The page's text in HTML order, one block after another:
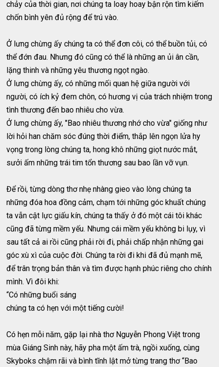
chảy của thời gian, nơi chúng ta loay hoay bận rộn tìm kiếm
chốn bình yên đủ rộng để trú vào.
Ở lưng chừng ấy chúng ta có thể đơn côi, có thể buồn tủi, có
thể đớn đau. Nhưng đó cũng có thể là những an ủi ân cần,
lặng thinh và những yêu thương ngọt ngào.
Ở lưng chừng ấy, có những mối quan hệ giữa người với
người, có ích kỷ đem chôn, có hương vị của trách nhiệm trong
tình thương đến bao nhiêu cho vừa.
Ở lưng chừng ấy, "Bao nhiêu thương nhớ cho vừa" giống như
lời hỏi han chăm sóc đúng thời điểm, thắp lên ngọn lửa hy
vọng trong lòng chúng ta, hong khô những giọt nước mắt,
sưởi ấm những trái tim tổn thương sau bao lần vỡ vụn.
Để rồi, từng dòng thơ nhẹ nhàng gieo vào lòng chúng ta
những đóa hoa đồng cảm, chạm tới những góc khuất chúng
ta vẫn cật lực giấu kín, chúng ta thấy ở đó một cái tôi khác
cũng đã từng mềm yếu. Nhưng cái mềm yếu không bi lụy, vì
sau tất cả ai rồi cũng phải rời đi, phải chấp nhận những gai
góc xù xì của cuộc đời. Chúng ta rời đi khi đã đủ mạnh mẽ,
để trân trọng bản thân và tìm được hạnh phúc riêng cho chính
mình. Vì đôi khi:
“Có những buổi sáng
chúng ta có hẹn với một tiếng cười!
Có hẹn mỗi năm, gặp lại nhà thơ Nguyễn Phong Việt trong
mùa Giáng Sinh này, hãy pha một ấm trà, ngồi xuống, cùng
Skyboks chậm rãi và bình tĩnh lật mở từng trang thơ “Bao